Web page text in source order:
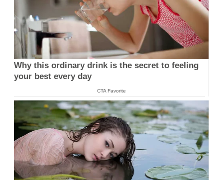
Why this ordinary drink is the secret to feeling
your best every day
CTA Favorite